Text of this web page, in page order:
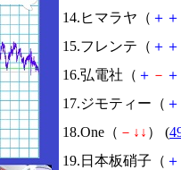
14.ヒマラヤ（ ＋ ＋
15.フレンテ（ ＋ ＋
16.弘電社（ ＋ － ＋
17.ジモティー（ ＋
18.One（ － ↓ ↓ ） (
19.日本板硝子（ ＋